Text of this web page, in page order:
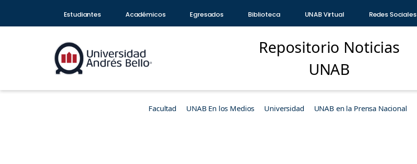
Estudiantes Académicos Egresados Biblioteca UNAB Virtual Redes Sociales
Repositorio Noticias
UNAB
Facultad UNAB En los Medios Universidad UNAB en la Prensa Nacional